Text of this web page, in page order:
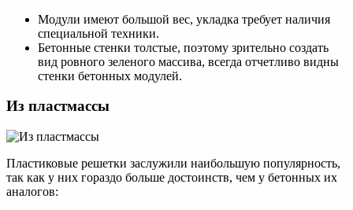
Модули имеют большой вес, укладка требует наличия
специальной техники.
Бетонные стенки толстые, поэтому зрительно создать
вид ровного зеленого массива, всегда отчетливо видны
стенки бетонных модулей.
Из пластмассы
Пластиковые решетки заслужили наибольшую популярность,
так как у них гораздо больше достоинств, чем у бетонных их
аналогов: